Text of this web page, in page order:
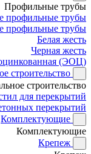
Профильные трубы
профильные трубы
профильные трубы
Белая жесть
Черная жесть
(ЭОЦ)
строительство
строительство
для перекрытий
перекрытий
Комплектующие
Комплектующие
Крепеж